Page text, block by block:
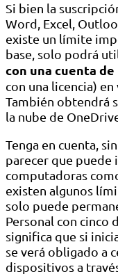
Si bien la
Word, Excel,
existe un límite
base, solo podrá
con una cuenta
con una licencia)
También obtendrá
la nube de
Tenga en cuenta,
parecer que puede
computadoras
existen algunos
solo puede
Personal con cinco
significa que si
se verá obligado a
dispositivos a